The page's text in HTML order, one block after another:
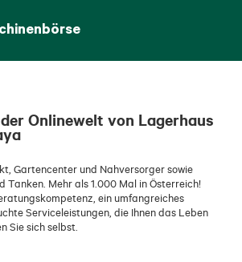
Onlinewelt von Lagerhaus
Gartencenter und Nahversorger sowie
Tanken. Mehr als 1.000 Mal in Österreich!
ein umfangreiches
Serviceleistungen, die Ihnen das Leben
Sie sich selbst.